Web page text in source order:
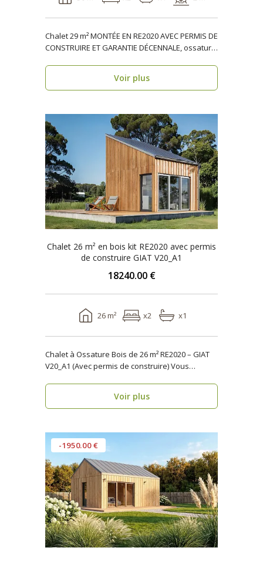
Chalet 29 m² MONTÉE EN RE2020 AVEC PERMIS DE
CONSTRUIRE ET GARANTIE DÉCENNALE, ossature
Voir plus
Chalet 26 m² en bois kit RE2020 avec permis
de construire GIAT V20_A1
18240.00 €
26 m² x2 x1
Chalet à Ossature Bois de 26 m² RE2020 – GIAT
V20_A1 (Avec permis de construire) Vous
Voir plus
-1950.00 €